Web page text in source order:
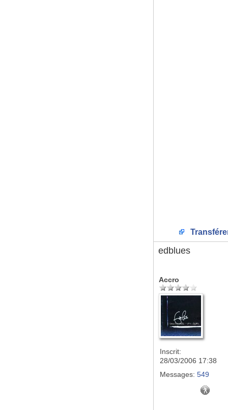
edblues
Accro
Inscrit:
28/03/2006 17:38
Messages: 549